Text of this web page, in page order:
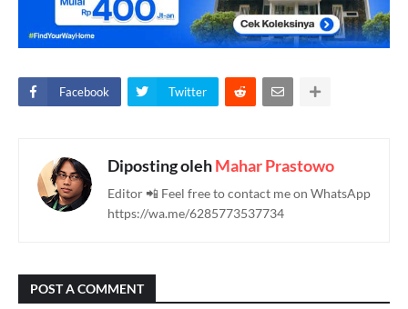
Facebook Twitter
Diposting olehMahar Prastowo
Editor 📲 Feel free to contact me on WhatsApp
https://wa.me/6285773537734
POST A COMMENT